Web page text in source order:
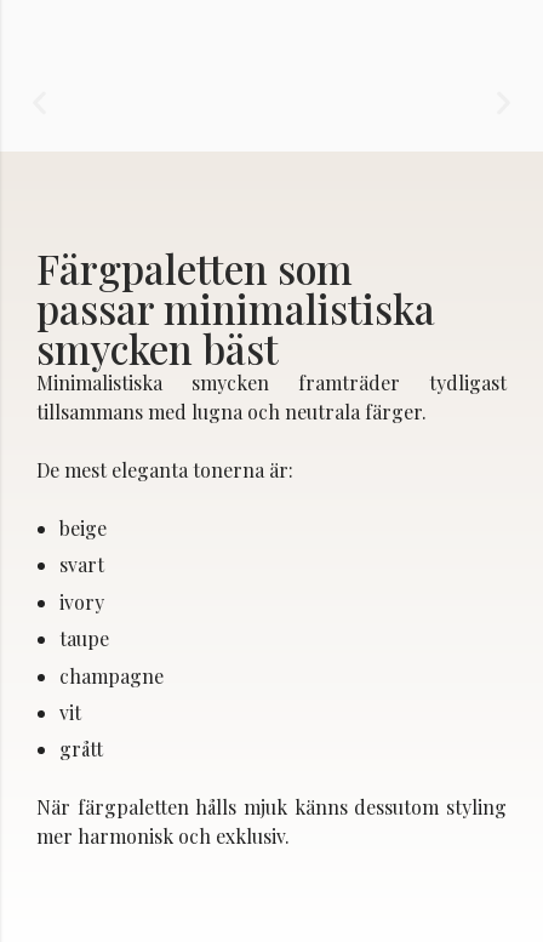
Färgpaletten som
passar minimalistiska
smycken bäst
Minimalistiska smycken framträder tydligast
tillsammans med lugna och neutrala färger.
De mest eleganta tonerna är:
beige
svart
ivory
taupe
champagne
vit
grått
När färgpaletten hålls mjuk känns dessutom styling
mer harmonisk och exklusiv.